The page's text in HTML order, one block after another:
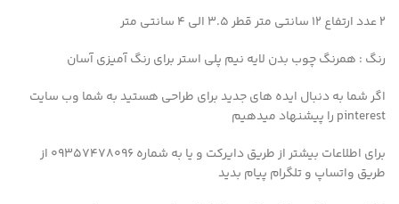
۲ عدد ارتفاع ۱۲ سانتی متر قطر 3.5 الی 4 سانتی متر
رنگ : همرنگ چوب بدن لایه نیم پلی استر برای رنگ آمیزی آسان
اگر شما به دنبال ایده های جدید برای طراحی هستید به شما وب سایت
pinterest را پیشنهاد میدهیم
برای اطلاعات بیشتر از طریق دایرکت و یا به شماره 09357478096 از
طریق واتساپ و تلگرام پیام بدید